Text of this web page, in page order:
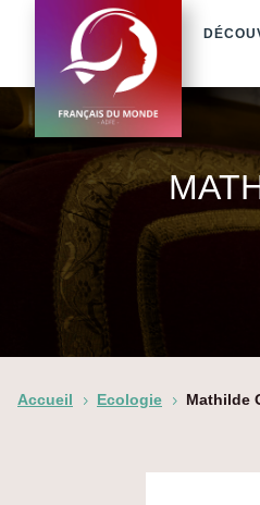
Accueil 5 Ecologie 5 Mathilde